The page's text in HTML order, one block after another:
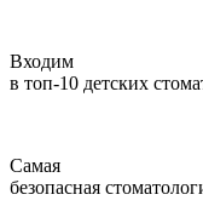
Входим
в топ-10 детских
Самая
безопасная